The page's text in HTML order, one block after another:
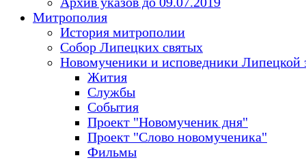
Митрополия
История митрополии
Собор Липецких святых
Новомученики и исповедники Липецкой
Жития
Службы
События
Проект "Новомученик дня"
Проект "Слово новомученика"
Фильмы